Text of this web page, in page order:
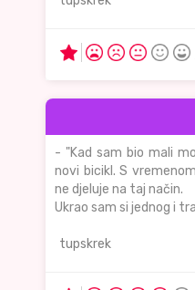
- "Kad sam bio mali
novi bicikl. S
ne djeluje na taj način.
Ukrao sam si jednog i
tupskrek